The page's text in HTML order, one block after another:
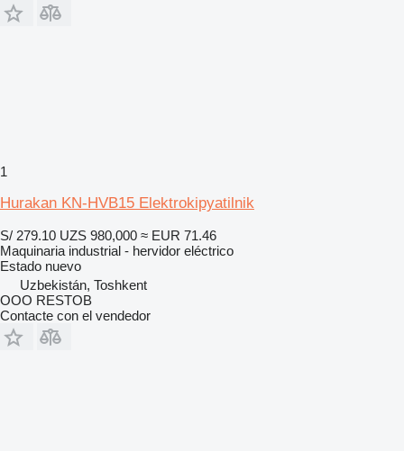
1
Hurakan KN-HVB15 Elektrokipyatilnik
S/ 279.10 UZS 980,000 ≈ EUR 71.46
Maquinaria industrial - hervidor eléctrico
Estado nuevo
Uzbekistán, Toshkent
OOO RESTOB
Contacte con el vendedor